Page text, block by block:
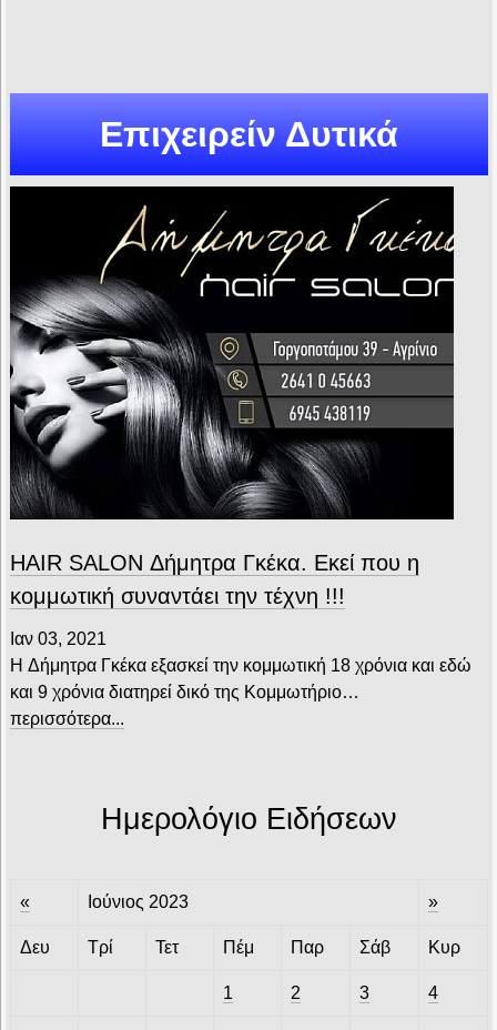
Επιχειρείν Δυτικά
HAIR SALON Δήμητρα Γκέκα. Εκεί που η
κομμωτική συναντάει την τέχνη !!!
Ιαν 03, 2021
H Δήμητρα Γκέκα εξασκεί την κομμωτική 18 χρόνια και εδώ
και 9 χρόνια διατηρεί δικό της Κομμωτήριο…
περισσότερα...
Ημερολόγιο Ειδήσεων
« Ιούνιος 2023 »
Δευ Τρί Τετ Πέμ Παρ Σάβ Κυρ
1 2 3 4